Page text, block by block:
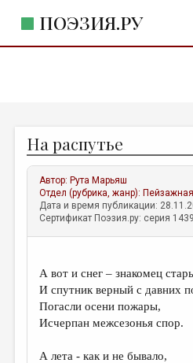
ПОЭЗИЯ.РУ
ЖАНРЫ
АВТОРЫ
КОММЕНТАРИИ
ЛИТСАЛОН
ПРАВИЛА САЙТА
ОТДЕЛЫ И РУБРИКИ
ИЗБРАННОЕ
На распутье
Автор: Рута Марьяш
Отдел (рубрика, жанр):
Дата и время публикации:
Сертификат Поэзия.ру: серия
А вот и снег – знакомец
И спутник верный с давних
Погасли осени пожары,
Исчерпан межсезонья спор.
А лета - как и не бывало,